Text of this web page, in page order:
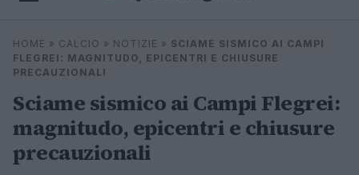
Cerca
⌕
HOME » CALCIO » NOTIZIE » SCIAME SISMICO AI CAMPI
FLEGREI: MAGNITUDO, EPICENTRI E CHIUSURE
PRECAUZIONALI
Sciame sismico ai Campi Flegrei:
magnitudo, epicentri e chiusure
precauzionali